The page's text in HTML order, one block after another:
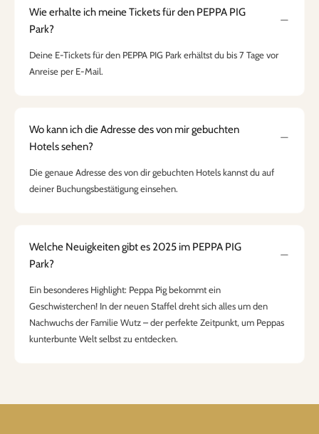
Wie erhalte ich meine Tickets für den PEPPA PIG
Park?
Deine E-Tickets für den PEPPA PIG Park erhältst du bis 7 Tage vor
Anreise per E-Mail.
Wo kann ich die Adresse des von mir gebuchten
Hotels sehen?
Die genaue Adresse des von dir gebuchten Hotels kannst du auf
deiner Buchungsbestätigung einsehen.
Welche Neuigkeiten gibt es 2025 im PEPPA PIG
Park?
Ein besonderes Highlight: Peppa Pig bekommt ein
Geschwisterchen! In der neuen Staffel dreht sich alles um den
Nachwuchs der Familie Wutz – der perfekte Zeitpunkt, um Peppas
kunterbunte Welt selbst zu entdecken.